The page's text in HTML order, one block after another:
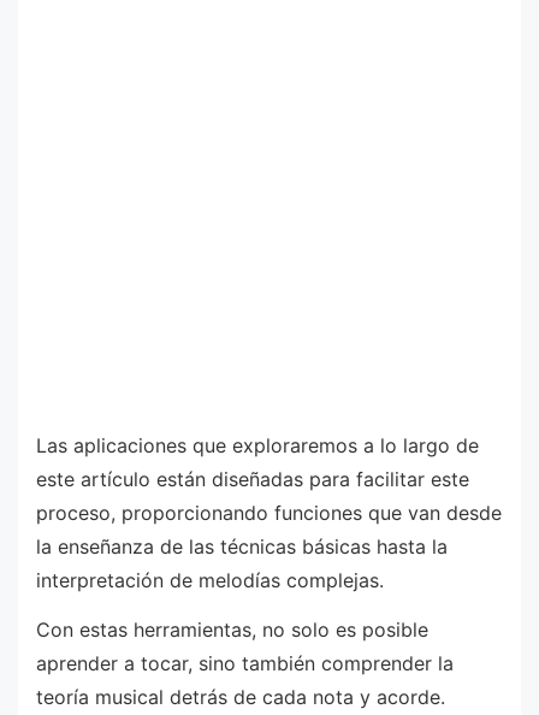
Las aplicaciones que exploraremos a lo largo de
este artículo están diseñadas para facilitar este
proceso, proporcionando funciones que van desde
la enseñanza de las técnicas básicas hasta la
interpretación de melodías complejas.
Con estas herramientas, no solo es posible
aprender a tocar, sino también comprender la
teoría musical detrás de cada nota y acorde.